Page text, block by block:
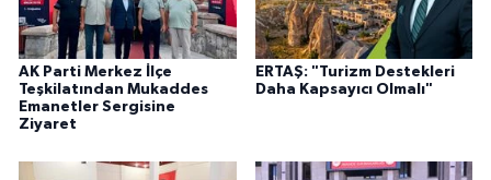
AK Parti Merkez İlçe
Teşkilatından Mukaddes
Emanetler Sergisine
Ziyaret
ERTAŞ: "Turizm Destekleri
Daha Kapsayıcı Olmalı"